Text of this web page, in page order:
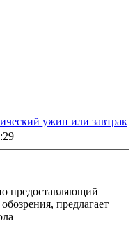
ужин или завтрак
предоставляющий
предлагает